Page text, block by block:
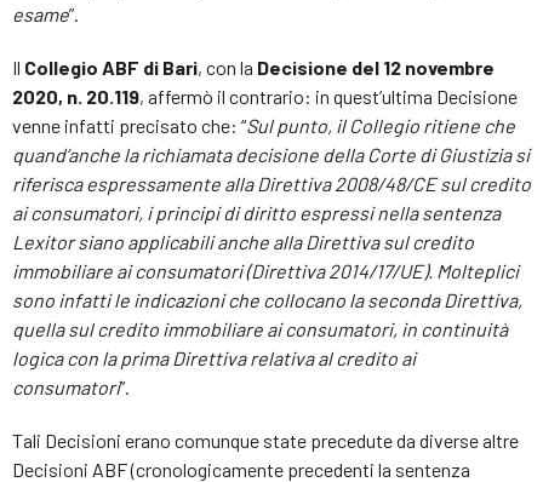
esame”.
Il Collegio ABF di Bari, con la Decisione del 12 novembre
2020, n. 20.119, affermò il contrario: in quest’ultima Decisione
venne infatti precisato che: “Sul punto, il Collegio ritiene che
quand’anche la richiamata decisione della Corte di Giustizia si
riferisca espressamente alla Direttiva 2008/48/CE sul credito
ai consumatori, i principi di diritto espressi nella sentenza
Lexitor siano applicabili anche alla Direttiva sul credito
immobiliare ai consumatori (Direttiva 2014/17/UE). Molteplici
sono infatti le indicazioni che collocano la seconda Direttiva,
quella sul credito immobiliare ai consumatori, in continuità
logica con la prima Direttiva relativa al credito ai
consumatori”.
Tali Decisioni erano comunque state precedute da diverse altre
Decisioni ABF (cronologicamente precedenti la sentenza